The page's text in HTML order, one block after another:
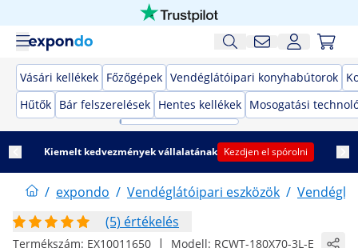
Vásári kellékek Főzőgépek Vendéglátóipari konyhabútorok
Hűtők Bár felszerelések Hentes kellékek Mosogatási
Kiemelt kedvezmények vállalatának Kezdjen el spórolni
/ expondo / Vendéglátóipari eszközök /
(5) értékelés
Termékszám: EX10011650 | Modell: RCWT-180X70-3L-E